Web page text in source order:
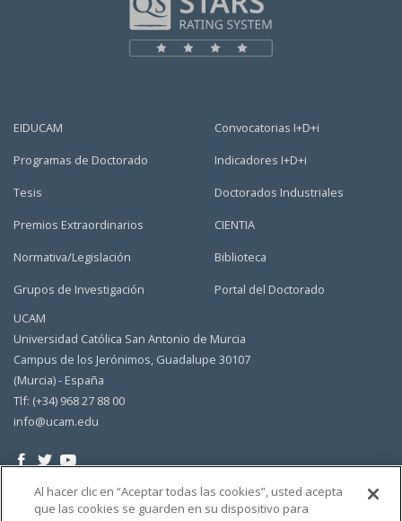
EIDUCAM
Programas de Doctorado
Tesis
Premios Extraordinarios
Normativa/Legislación
Grupos de Investigación
Convocatorias I+D+i
Indicadores I+D+i
Doctorados Industriales
CIENTIA
Biblioteca
Portal del Doctorado
UCAM
Universidad Católica San Antonio de Murcia
Campus de los Jerónimos, Guadalupe 30107
(Murcia) - España
Tlf: (+34) 968 27 88 00
info@ucam.edu
Al hacer clic en “Aceptar todas las cookies”, usted acepta
que las cookies se guarden en su dispositivo para